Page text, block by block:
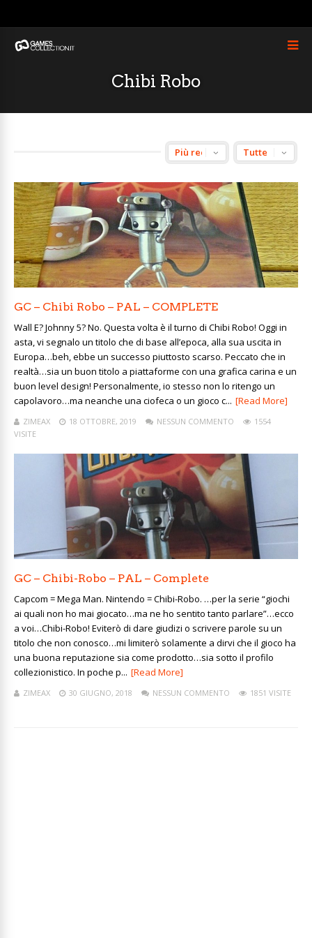
Chibi Robo
GC – Chibi Robo – PAL – COMPLETE
Wall E? Johnny 5? No. Questa volta è il turno di Chibi Robo! Oggi in
asta, vi segnalo un titolo che di base all’epoca, alla sua uscita in
Europa…beh, ebbe un successo piuttosto scarso. Peccato che in
realtà…sia un buon titolo a piattaforme con una grafica carina e un
buon level design! Personalmente, io stesso non lo ritengo un
capolavoro…ma neanche una ciofeca o un gioco c... [Read More]
ZIMEAX 18 OTTOBRE, 2019 NESSUN COMMENTO
1554
VISITE
GC – Chibi-Robo – PAL – Complete
Capcom = Mega Man. Nintendo = Chibi-Robo. …per la serie “giochi
ai quali non ho mai giocato…ma ne ho sentito tanto parlare”…ecco
a voi…Chibi-Robo! Eviterò di dare giudizi o scrivere parole su un
titolo che non conosco…mi limiterò solamente a dirvi che il gioco ha
una buona reputazione sia come prodotto…sia sotto il profilo
collezionistico. In poche p... [Read More]
ZIMEAX 30 GIUGNO, 2018 NESSUN COMMENTO 1851 VISITE